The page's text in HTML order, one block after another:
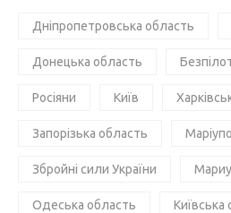
Дніпропетровська область
Донецька область
Росіяни Київ
Запорізька область
Збройні сили України
Одеська область Київська